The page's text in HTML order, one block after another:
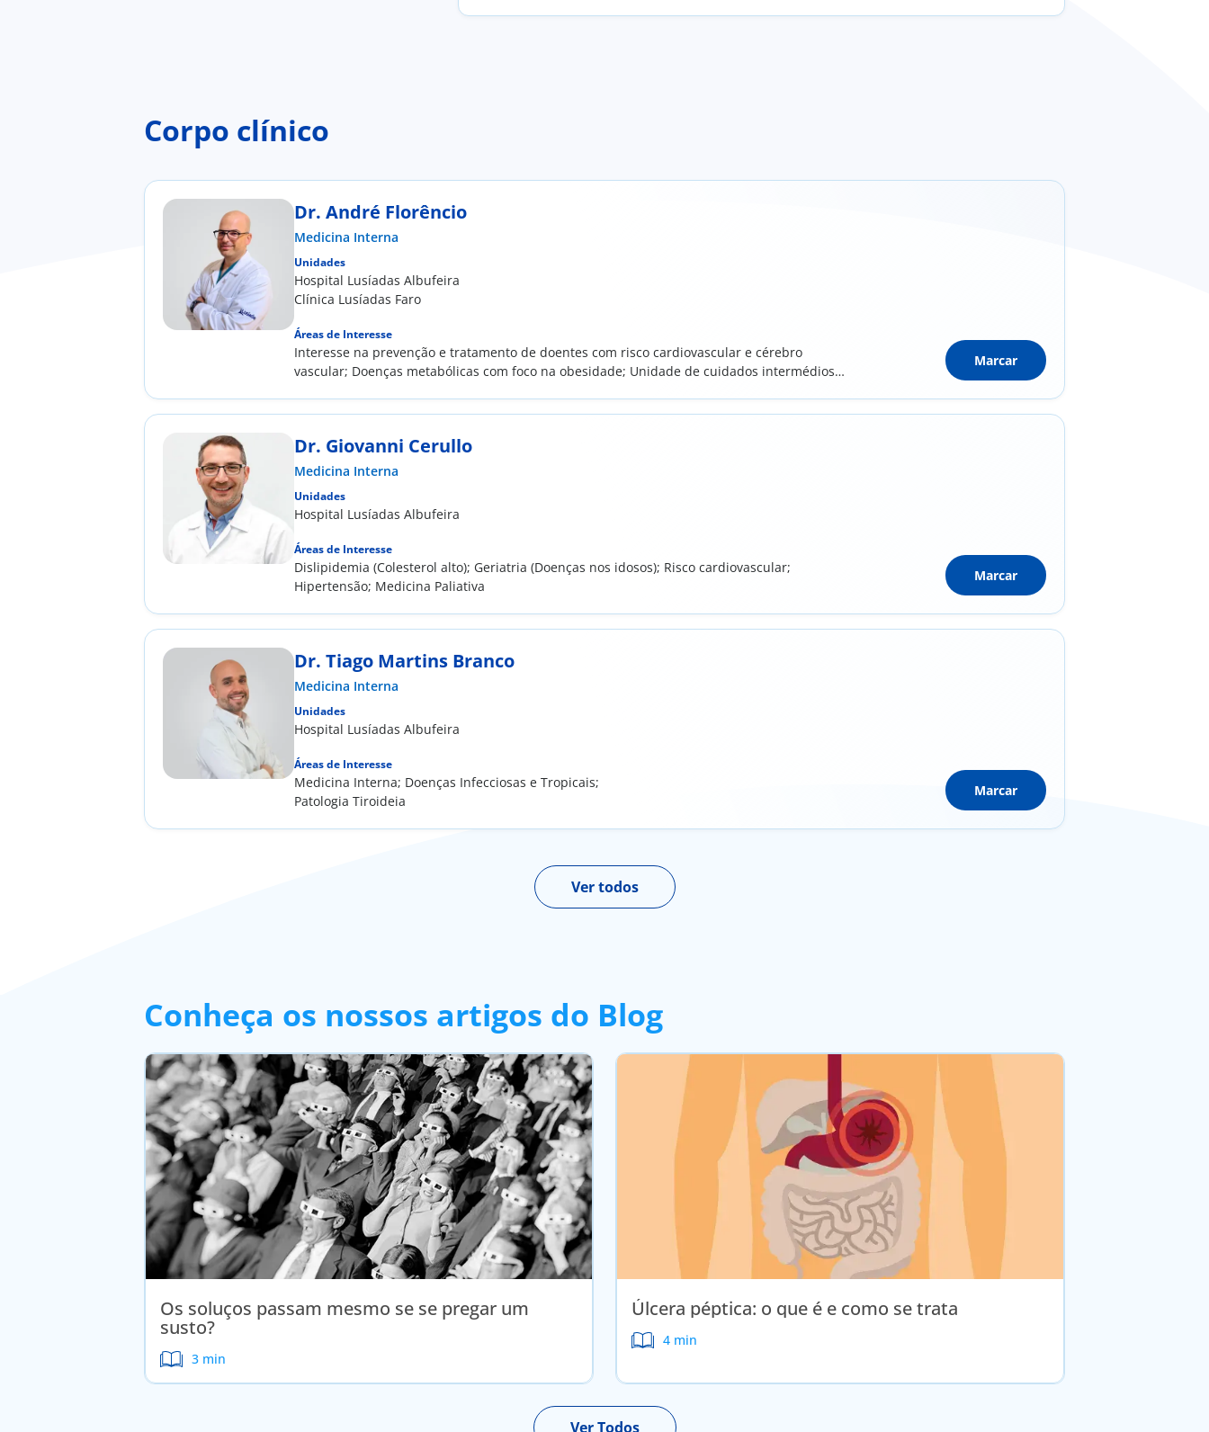
Corpo clínico
Dr. André Florêncio
Medicina Interna
Unidades
Hospital Lusíadas Albufeira
Clínica Lusíadas Faro
Áreas de Interesse
Interesse na prevenção e tratamento de doentes com risco cardiovascular e cérebro
vascular; Doenças metabólicas com foco na obesidade; Unidade de cuidados intermédios
Marcar
Dr. Giovanni Cerullo
Medicina Interna
Unidades
Hospital Lusíadas Albufeira
Áreas de Interesse
Dislipidemia (Colesterol alto); Geriatria (Doenças nos idosos); Risco cardiovascular;
Hipertensão; Medicina Paliativa
Marcar
Dr. Tiago Martins Branco
Medicina Interna
Unidades
Hospital Lusíadas Albufeira
Áreas de Interesse
Medicina Interna; Doenças Infecciosas e Tropicais;
Patologia Tiroideia
Marcar
Ver todos
Conheça os nossos artigos do Blog
Os soluços passam mesmo se se pregar um
susto?
3 min
Úlcera péptica: o que é e como se trata
4 min
Ver Todos